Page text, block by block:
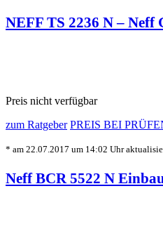
NEFF TS 2236 N – Neff
Preis nicht verfügbar
zum Ratgeber PREIS BEI
* am 22.07.2017 um 14:02 Uhr
Neff BCR 5522 N